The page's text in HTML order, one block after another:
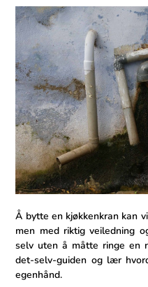
Å bytte en kjøkkenkran kan
men med riktig veiledning
selv uten å måtte ringe en
det-selv-guiden og lær
egenhånd.